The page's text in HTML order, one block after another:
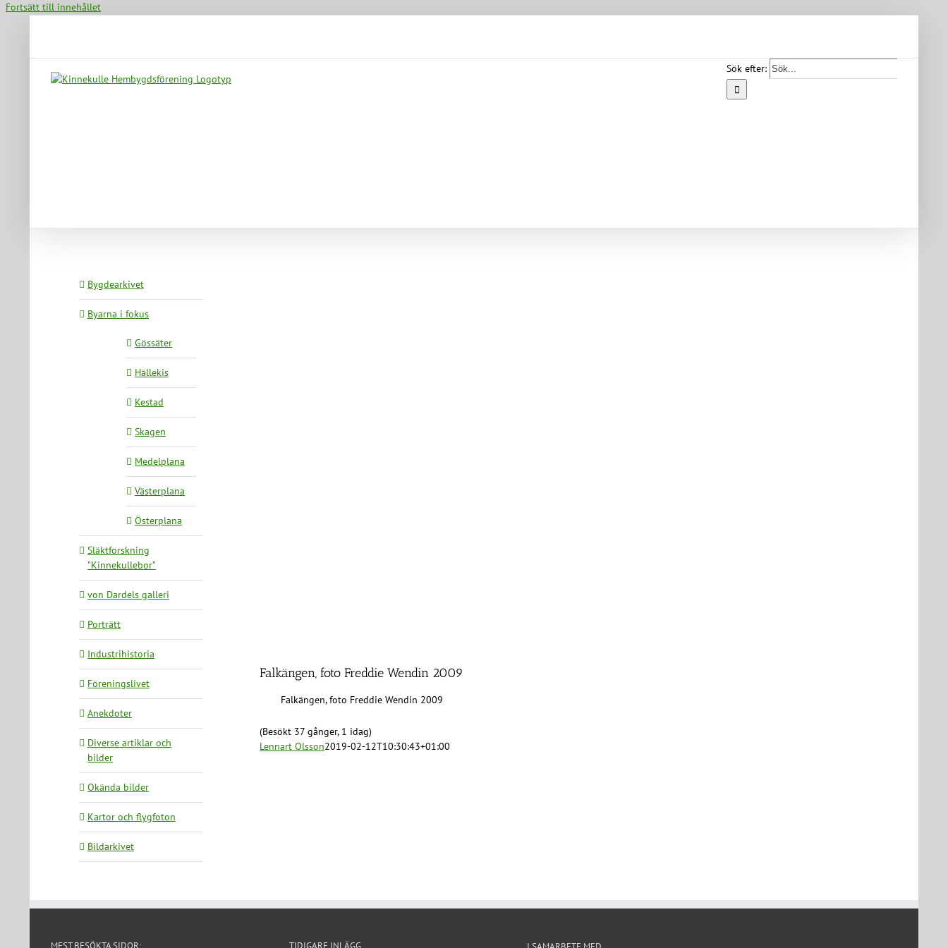
Fortsätt till innehållet
Sök efter:
Falkängen, foto Freddie Wendin 2009
Falkängen, foto Freddie Wendin 2009
(Besökt 37 gånger, 1 idag)
Lennart Olsson2019-02-12T10:30:43+01:00
Bygdearkivet
Byarna i fokus
Gössäter
Hällekis
Kestad
Skagen
Medelplana
Västerplana
Österplana
Släktforskning
”Kinnekullebor”
von Dardels galleri
Porträtt
Industrihistoria
Föreningslivet
Anekdoter
Diverse artiklar och
bilder
Okända bilder
Kartor och flygfoton
Bildarkivet
MEST BESÖKTA SIDOR: TIDIGARE INLÄGG